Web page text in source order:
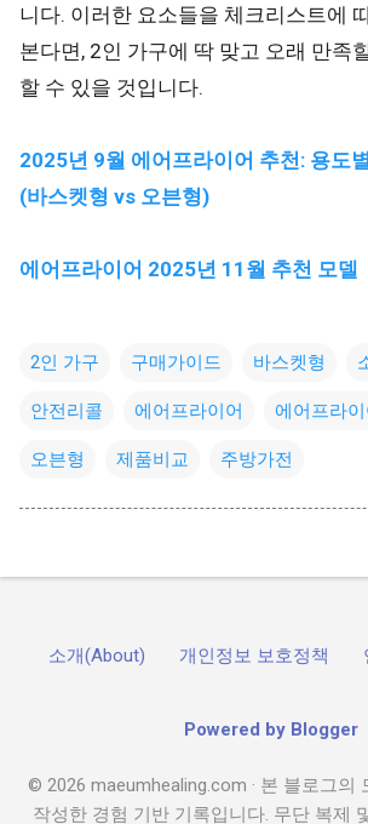
니다. 이러한 요소들을 체크리스트에
본다면, 2인 가구에 딱 맞고 오래 만족
할 수 있을 것입니다.
2025년 9월 에어프라이어 추천: 용도
(바스켓형 vs 오븐형)
에어프라이어 2025년 11월 추천 모델
2인 가구 구매가이드 바스켓형
안전리콜 에어프라이어 에어프라
오븐형 제품비교 주방가전
소개(About) 개인정보 보호정책
Powered by Blogger
© 2026 maeumhealing.com · 본 블로그의
작성한 경험 기반 기록입니다. 무단 복제